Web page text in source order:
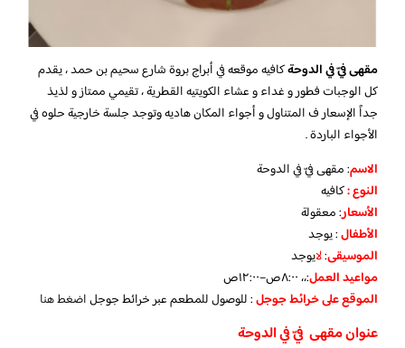
مقهى فيّ في الدوحةكافيه موقعه في أبراج بروة شارع سحيم بن حمد ، يقدم
كل الوجبات فطور و غداء و عشاء الكويتيه القطرية ، تقيمي ممتاز و لذيذ
جداً الإسعار ف المتناول و أجواء المكان هاديه وتوجد جلسة خارجية حلوه في
الأجواء الباردة .
الاسم: مقهىفيّ في الدوحة
النوع :كافيه
الأسعار:معقولة
الأطفال:يوجد
الموسيقى:لايوجد
مواعيد العمل:،، ٨:٠٠ص–١٢:٠٠ص
الموقع على خرائط جوجل: للوصول للمطعم عبر خرائط جوجلاضغط هنا
عنوان مقهى فيّفي الدوحة